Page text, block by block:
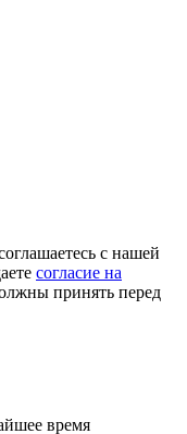
с нашей
согласие на
принять перед
время